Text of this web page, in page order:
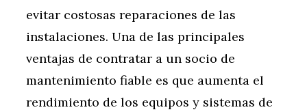
evitar costosas reparaciones de las
instalaciones. Una de las principales
ventajas de contratar a un socio de
mantenimiento fiable es que aumenta el
rendimiento de los equipos y sistemas de